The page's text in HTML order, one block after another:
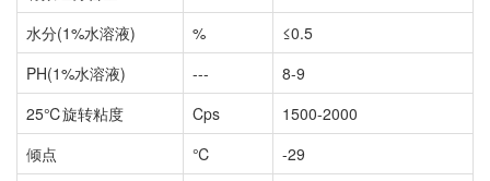
水分(1%水溶液)
%
≤0.5
PH(1%水溶液)
---
8-9
25℃旋转粘度
Cps
1500-2000
倾点
℃
-29